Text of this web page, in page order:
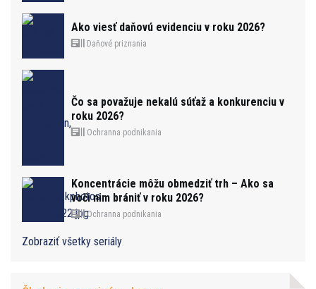
Ako viesť daňovú evidenciu v roku 2026?
Daňové priznania
Čo sa považuje nekalú súťaž a konkurenciu v
roku 2026?
Ochranna podnikania
Koncentrácie môžu obmedziť trh – Ako sa
voči nim brániť v roku 2026?
Ochranna podnikania
Zobraziť všetky seriály